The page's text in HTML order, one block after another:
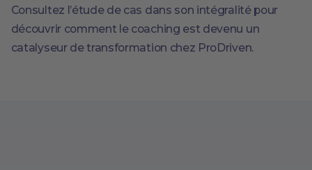
Consultez l’étude de cas dans son intégralité pour
découvrir comment le coaching est devenu un
catalyseur de transformation chez ProDriven.